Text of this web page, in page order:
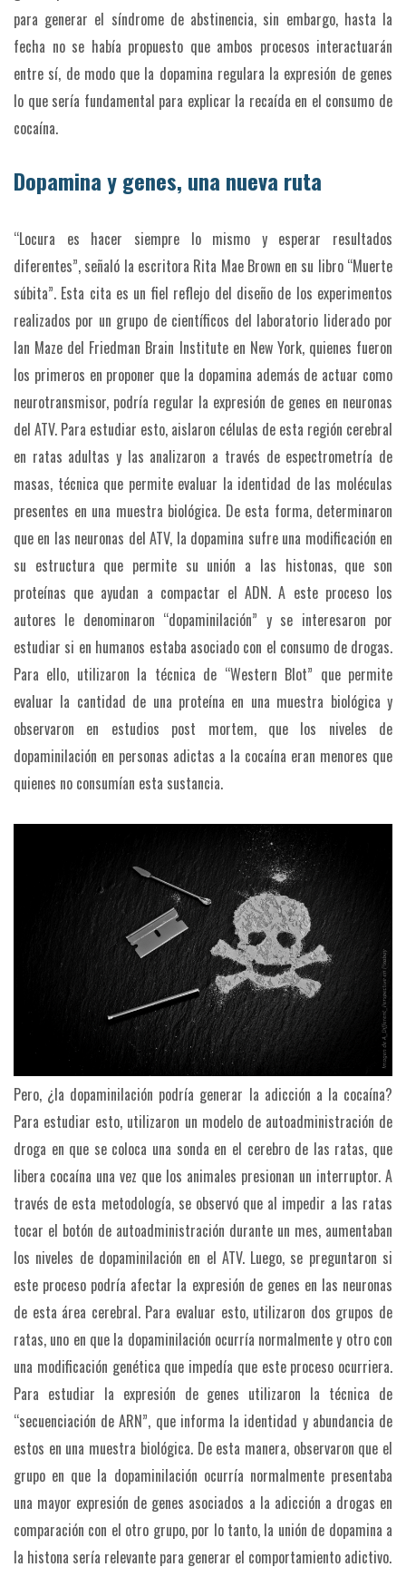
para generar el síndrome de abstinencia, sin embargo, hasta la
fecha no se había propuesto que ambos procesos interactuarán
entre sí, de modo que la dopamina regulara la expresión de genes
lo que sería fundamental para explicar la recaída en el consumo de
cocaína.
Dopamina y genes, una nueva ruta
“Locura es hacer siempre lo mismo y esperar resultados
diferentes”, señaló la escritora Rita Mae Brown en su libro “Muerte
súbita”. Esta cita es un fiel reflejo del diseño de los experimentos
realizados por un grupo de científicos del laboratorio liderado por
Ian Maze del Friedman Brain Institute en New York, quienes fueron
los primeros en proponer que la dopamina además de actuar como
neurotransmisor, podría regular la expresión de genes en neuronas
del ATV. Para estudiar esto, aislaron células de esta región cerebral
en ratas adultas y las analizaron a través de espectrometría de
masas, técnica que permite evaluar la identidad de las moléculas
presentes en una muestra biológica. De esta forma, determinaron
que en las neuronas del ATV, la dopamina sufre una modificación en
su estructura que permite su unión a las histonas, que son
proteínas que ayudan a compactar el ADN. A este proceso los
autores le denominaron “dopaminilación” y se interesaron por
estudiar si en humanos estaba asociado con el consumo de drogas.
Para ello, utilizaron la técnica de “Western Blot” que permite
evaluar la cantidad de una proteína en una muestra biológica y
observaron en estudios post mortem, que los niveles de
dopaminilación en personas adictas a la cocaína eran menores que
quienes no consumían esta sustancia.
Pero, ¿la dopaminilación podría generar la adicción a la cocaína?
Para estudiar esto, utilizaron un modelo de autoadministración de
droga en que se coloca una sonda en el cerebro de las ratas, que
libera cocaína una vez que los animales presionan un interruptor. A
través de esta metodología, se observó que al impedir a las ratas
tocar el botón de autoadministración durante un mes, aumentaban
los niveles de dopaminilación en el ATV. Luego, se preguntaron si
este proceso podría afectar la expresión de genes en las neuronas
de esta área cerebral. Para evaluar esto, utilizaron dos grupos de
ratas, uno en que la dopaminilación ocurría normalmente y otro con
una modificación genética que impedía que este proceso ocurriera.
Para estudiar la expresión de genes utilizaron la técnica de
“secuenciación de ARN”, que informa la identidad y abundancia de
estos en una muestra biológica. De esta manera, observaron que el
grupo en que la dopaminilación ocurría normalmente presentaba
una mayor expresión de genes asociados a la adicción a drogas en
comparación con el otro grupo, por lo tanto, la unión de dopamina a
la histona sería relevante para generar el comportamiento adictivo.